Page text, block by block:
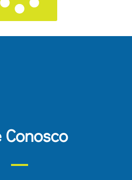
Conosco